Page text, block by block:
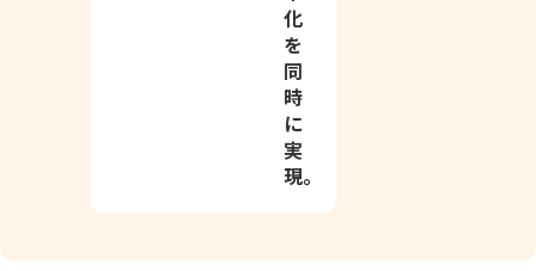
化
を
同
時
に
実
現。